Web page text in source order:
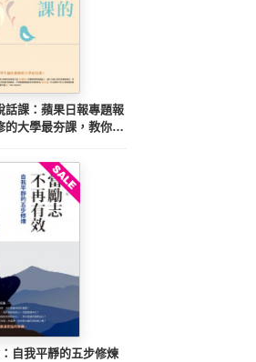
話課：蘋果日報專題報
的大學最夯課，教你不
自我平靜的五步修煉